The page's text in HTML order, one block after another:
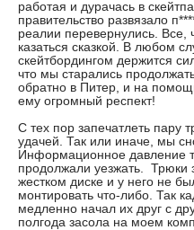
работая и дурачась в
правительство развязало
реалии перевернулись. Все,
казаться сказкой. В любом
скейтбордингом держится
что мы старались
обратно в Питер, и на
ему огромный респект!
С тех пор запечатлеть пару
удачей. Так или иначе, мы
Информационное давление
продолжали уезжать. Трюки
жестком диске и у него не
монтировать что-либо. Так
медленно начал их друг с
полгода засола на моем